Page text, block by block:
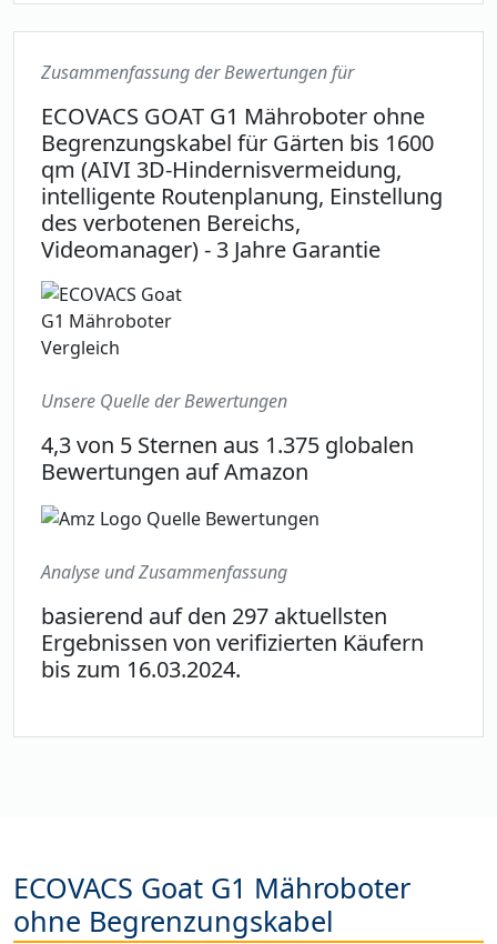
Zusammenfassung der Bewertungen für
ECOVACS GOAT G1 Mähroboter ohne
Begrenzungskabel für Gärten bis 1600
qm (AIVI 3D-Hindernisvermeidung,
intelligente Routenplanung, Einstellung
des verbotenen Bereichs,
Videomanager) - 3 Jahre Garantie
Unsere Quelle der Bewertungen
4,3 von 5 Sternen aus 1.375 globalen
Bewertungen auf Amazon
Analyse und Zusammenfassung
basierend auf den 297 aktuellsten
Ergebnissen von verifizierten Käufern
bis zum 16.03.2024.
ECOVACS Goat G1 Mähroboter
ohne Begrenzungskabel